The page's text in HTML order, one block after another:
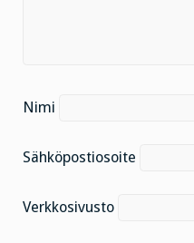
Nimi
Sähköpostiosoite
Verkkosivusto